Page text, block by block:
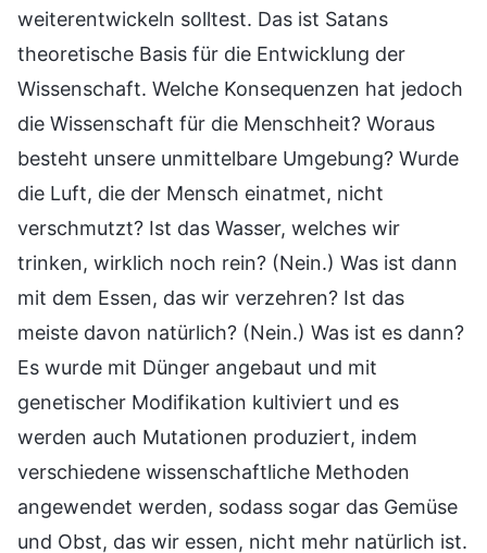
weiterentwickeln solltest. Das ist Satans
theoretische Basis für die Entwicklung der
Wissenschaft. Welche Konsequenzen hat jedoch
die Wissenschaft für die Menschheit? Woraus
besteht unsere unmittelbare Umgebung? Wurde
die Luft, die der Mensch einatmet, nicht
verschmutzt? Ist das Wasser, welches wir
trinken, wirklich noch rein? (Nein.) Was ist dann
mit dem Essen, das wir verzehren? Ist das
meiste davon natürlich? (Nein.) Was ist es dann?
Es wurde mit Dünger angebaut und mit
genetischer Modifikation kultiviert und es
werden auch Mutationen produziert, indem
verschiedene wissenschaftliche Methoden
angewendet werden, sodass sogar das Gemüse
und Obst, das wir essen, nicht mehr natürlich ist.